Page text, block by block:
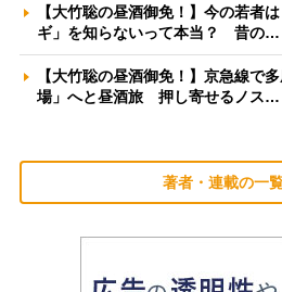
【大竹聡の昼酒御免！】今の若者
ギ」を知らないって本当？ 昔の…
【大竹聡の昼酒御免！】京急線で
場」へと昼酒旅 押し寄せるノス…
著者・連載の一